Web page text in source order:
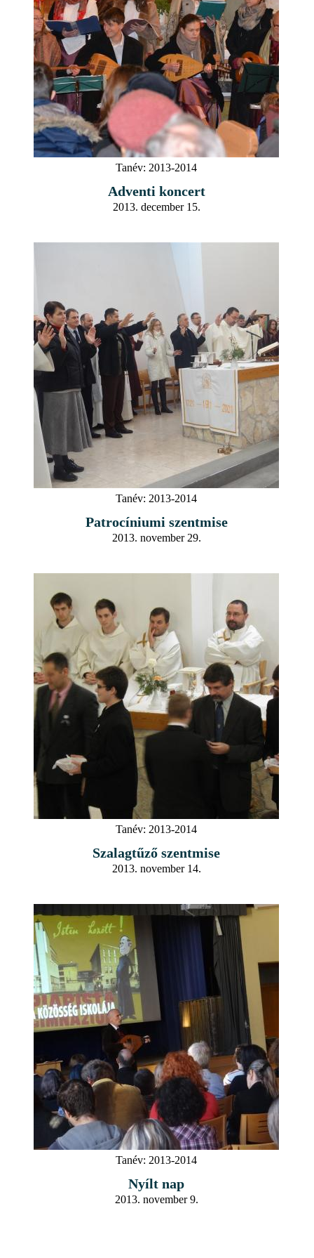
Tanév: 2013-2014
Adventi koncert
2013. december 15.
Tanév: 2013-2014
Patrocíniumi szentmise
2013. november 29.
Tanév: 2013-2014
Szalagtűző szentmise
2013. november 14.
Tanév: 2013-2014
Nyílt nap
2013. november 9.